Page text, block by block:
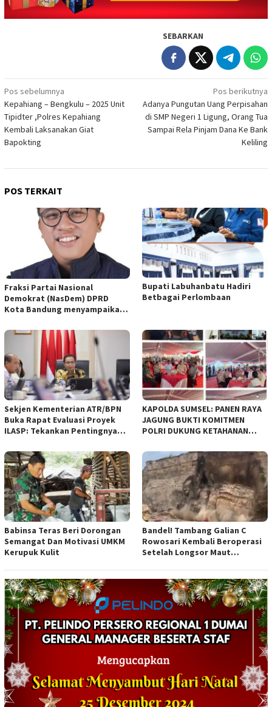
SEBARKAN
Navigasi
pos
Pos sebelumnya
Kepahiang – Bengkulu – 2025 Unit
Tipidter ,Polres Kepahiang
Kembali Laksanakan Giat
Bapokting
Pos berikutnya
Adanya Pungutan Uang Perpisahan
di SMP Negeri 1 Ligung, Orang Tua
Sampai Rela Pinjam Dana Ke Bank
Keliling
POS TERKAIT
Fraksi Partai Nasional
Demokrat (NasDem) DPRD
Kota Bandung menyampaikan
empat Rancangan Peraturan
Daerah (Raperda) yang
diajukan Pemerintah Kota
Bandung
Bupati Labuhanbatu Hadiri
Betbagai Perlombaan
Sekjen Kementerian ATR/BPN
Buka Rapat Evaluasi Proyek
ILASP: Tekankan Pentingnya
Anggaran
KAPOLDA SUMSEL: PANEN RAYA
JAGUNG BUKTI KOMITMEN
POLRI DUKUNG KETAHANAN
Babinsa Teras Beri Dorongan
Semangat Dan Motivasi UMKM
Kerupuk Kulit
Bandel! Tambang Galian C
Rowosari Kembali Beroperasi
Setelah Longsor Maut